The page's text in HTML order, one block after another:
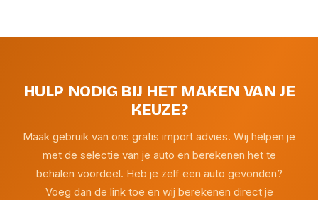
HULP NODIG BIJ HET MAKEN VAN JE
KEUZE?
Maak gebruik van ons gratis import advies. Wij helpen je
met de selectie van je auto en berekenen het te
behalen voordeel. Heb je zelf een auto gevonden?
Voeg dan de link toe en wij berekenen direct je